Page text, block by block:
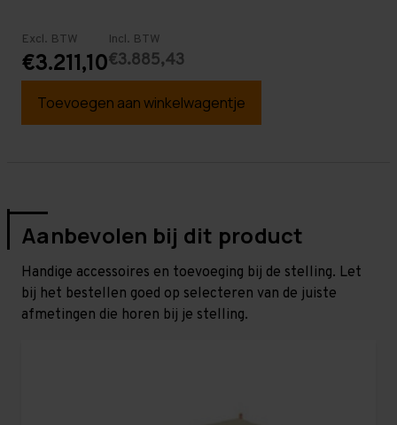
Excl. BTW
€3.211,10
Incl. BTW
€3.885,43
Toevoegen aan winkelwagentje
Aanbevolen bij dit product
Handige accessoires en toevoeging bij de stelling. Let
bij het bestellen goed op selecteren van de juiste
afmetingen die horen bij je stelling.